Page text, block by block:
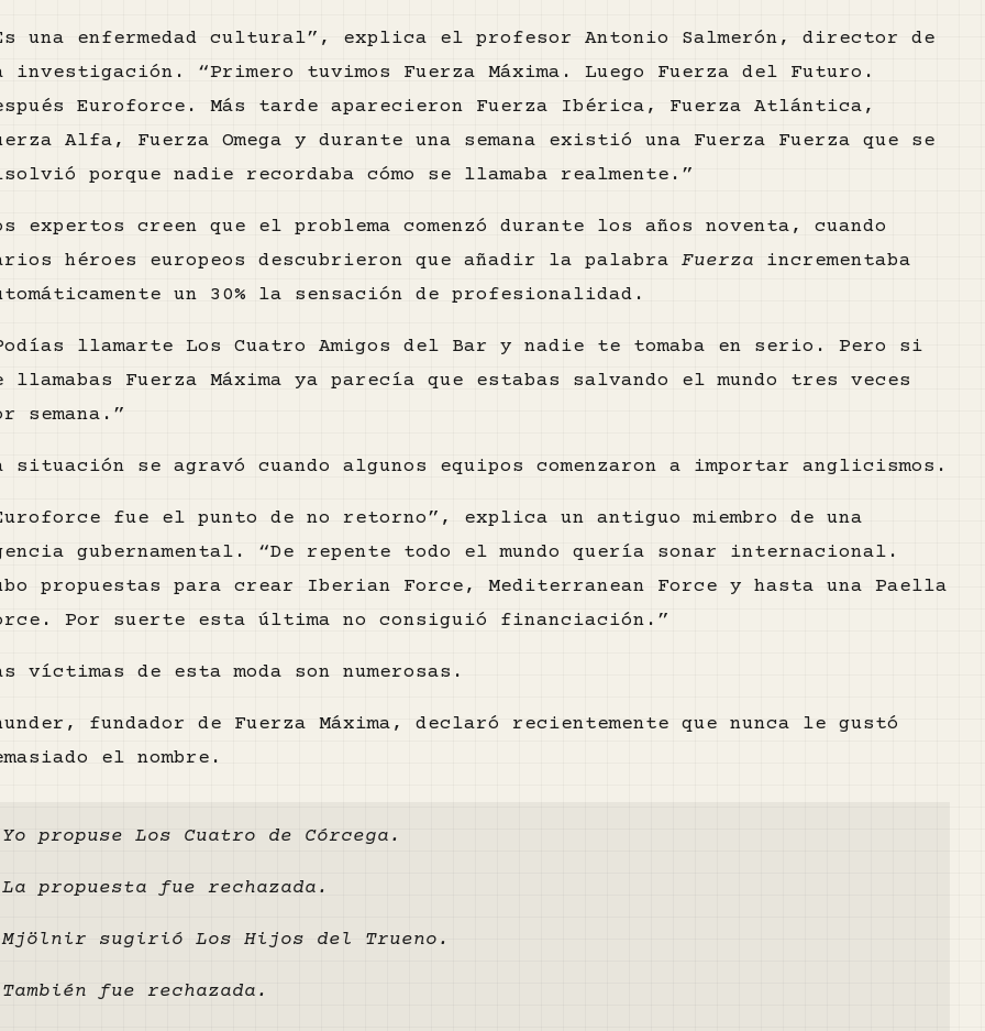
una enfermedad cultural”, explica el profesor Antonio Salmerón, director de
investigación. “Primero tuvimos Fuerza Máxima. Luego Fuerza del Futuro.
Euroforce. Más tarde aparecieron Fuerza Ibérica, Fuerza Atlántica,
Alfa, Fuerza Omega y durante una semana existió una Fuerza Fuerza que se
porque nadie recordaba cómo se llamaba realmente.”
expertos creen que el problema comenzó durante los años noventa, cuando
héroes europeos descubrieron que añadir la palabra Fuerza incrementaba
un 30% la sensación de profesionalidad.
llamarte Los Cuatro Amigos del Bar y nadie te tomaba en serio. Pero si
llamabas Fuerza Máxima ya parecía que estabas salvando el mundo tres veces
semana.”
situación se agravó cuando algunos equipos comenzaron a importar anglicismos.
fue el punto de no retorno”, explica un antiguo miembro de una
gubernamental. “De repente todo el mundo quería sonar internacional.
propuestas para crear Iberian Force, Mediterranean Force y hasta una Paella
Por suerte esta última no consiguió financiación.”
víctimas de esta moda son numerosas.
fundador de Fuerza Máxima, declaró recientemente que nunca le gustó
el nombre.
Yo propuse Los Cuatro de Córcega.
La propuesta fue rechazada.
Mjölnir sugirió Los Hijos del Trueno.
También fue rechazada.